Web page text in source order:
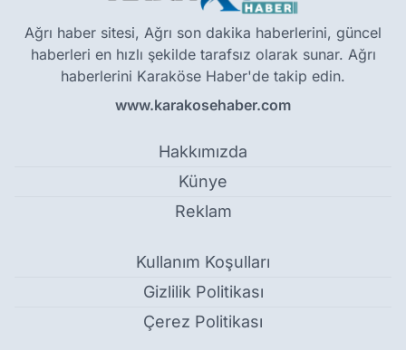
Ağrı haber sitesi, Ağrı son dakika haberlerini, güncel
haberleri en hızlı şekilde tarafsız olarak sunar. Ağrı
haberlerini Karaköse Haber'de takip edin.
www.karakosehaber.com
Hakkımızda
Künye
Reklam
Kullanım Koşulları
Gizlilik Politikası
Çerez Politikası